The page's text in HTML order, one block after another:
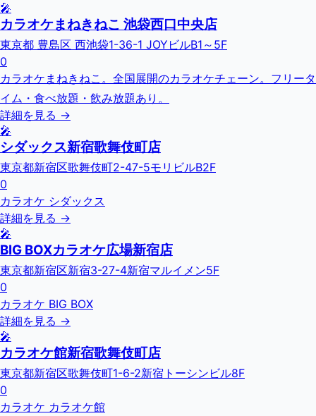
🎤
カラオケまねきねこ 池袋西口中央店
東京都 豊島区 西池袋1-36-1 JOYビルB1～5F
0
カラオケまねきねこ。全国展開のカラオケチェーン。フリータ
イム・食べ放題・飲み放題あり。
詳細を見る →
🎤
シダックス新宿歌舞伎町店
東京都新宿区歌舞伎町2-47-5モリビルB2F
0
カラオケ シダックス
詳細を見る →
🎤
BIG BOXカラオケ広場新宿店
東京都新宿区新宿3-27-4新宿マルイメン5F
0
カラオケ BIG BOX
詳細を見る →
🎤
カラオケ館新宿歌舞伎町店
東京都新宿区歌舞伎町1-6-2新宿トーシンビル8F
0
カラオケ カラオケ館